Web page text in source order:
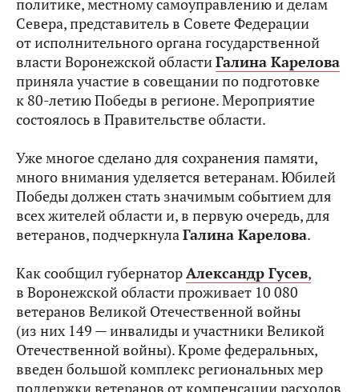
политике, местному самоуправлению и делам
Севера, представитель в Совете Федерации
от исполнительного органа государственной
власти Воронежской областиГалина Карелова
приняла участие в совещании по подготовке
к 80-летию Победы в регионе. Мероприятие
состоялось в Правительстве области.
Уже многое сделано для сохранения памяти,
много внимания уделяется ветеранам. Юбилей
Победы должен стать значимым событием для
всех жителей области и, в первую очередь, для
ветеранов, подчеркнулаГалина Карелова.
Как сообщил губернаторАлександр Гусев,
в Воронежской области проживает 10 080
ветеранов Великой Отечественной войны
(из них 149 — инвалиды и участники Великой
Отечественной войны). Кроме федеральных,
введен большой комплекс региональных мер